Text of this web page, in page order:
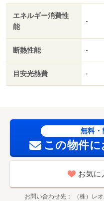
１７７３ｍ/賃貸戸数:20戸
エネルギー消費性
能
-
断熱性能 -
目安光熱費 -
無料・
この物件
お気に
お問い合わせ先 （株）レ